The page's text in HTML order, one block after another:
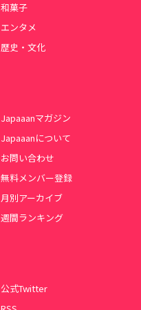
和菓子
エンタメ
歴史・文化
Japaaanマガジン
Japaaanについて
お問い合わせ
無料メンバー登録
月別アーカイブ
週間ランキング
公式Twitter